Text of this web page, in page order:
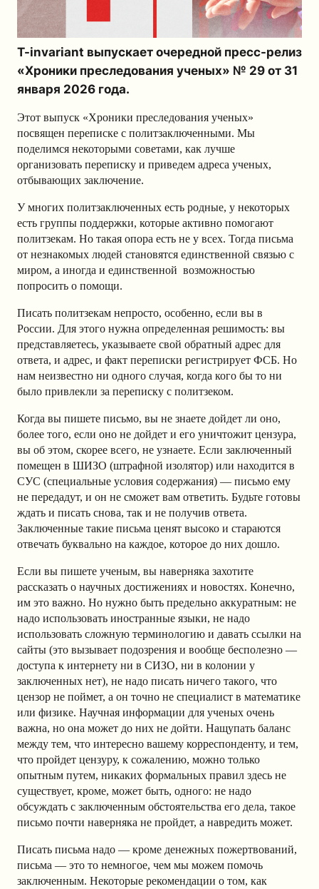
T-invariant выпускает очередной пресс-релиз
«Хроники преследования ученых» № 29 от 31
января 2026 года.
Этот выпуск «Хроники преследования ученых»
посвящен переписке с политзаключенными. Мы
поделимся некоторыми советами, как лучше
организовать переписку и приведем адреса ученых,
отбывающих заключение.
У многих политзаключенных есть родные, у некоторых
есть группы поддержки, которые активно помогают
политзекам. Но такая опора есть не у всех. Тогда письма
от незнакомых людей становятся единственной связью с
миром, а иногда и единственной возможностью
попросить о помощи.
Писать политзекам непросто, особенно, если вы в
России. Для этого нужна определенная решимость: вы
представляетесь, указываете свой обратный адрес для
ответа, и адрес, и факт переписки регистрирует ФСБ. Но
нам неизвестно ни одного случая, когда кого бы то ни
было привлекли за переписку с политзеком.
Когда вы пишете письмо, вы не знаете дойдет ли оно,
более того, если оно не дойдет и его уничтожит цензура,
вы об этом, скорее всего, не узнаете. Если заключенный
помещен в ШИЗО (штрафной изолятор) или находится в
СУС (специальные условия содержания) — письмо ему
не передадут, и он не сможет вам ответить. Будьте готовы
ждать и писать снова, так и не получив ответа.
Заключенные такие письма ценят высоко и стараются
отвечать буквально на каждое, которое до них дошло.
Если вы пишете ученым, вы наверняка захотите
рассказать о научных достижениях и новостях. Конечно,
им это важно. Но нужно быть предельно аккуратным: не
надо использовать иностранные языки, не надо
использовать сложную терминологию и давать ссылки на
сайты (это вызывает подозрения и вообще бесполезно —
доступа к интернету ни в СИЗО, ни в колонии у
заключенных нет), не надо писать ничего такого, что
цензор не поймет, а он точно не специалист в математике
или физике. Научная информации для ученых очень
важна, но она может до них не дойти. Нащупать баланс
между тем, что интересно вашему корреспонденту, и тем,
что пройдет цензуру, к сожалению, можно только
опытным путем, никаких формальных правил здесь не
существует, кроме, может быть, одного: не надо
обсуждать с заключенным обстоятельства его дела, такое
письмо почти наверняка не пройдет, а навредить может.
Писать письма надо — кроме денежных пожертвований,
письма — это то немногое, чем мы можем помочь
заключенным. Некоторые рекомендации о том, как